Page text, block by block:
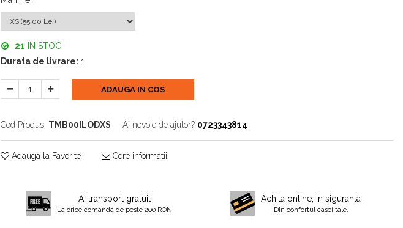
21 IN STOC
Durata de livrare: 1
ADAUGA IN COS
Cod Produs: TMB00ILODXS Ai nevoie de ajutor? 0723343814
Adauga la Favorite Cere informatii
Ai transport gratuit
La orice comanda de peste 200 RON
Achita online, in siguranta
DIn confortul casei tale.